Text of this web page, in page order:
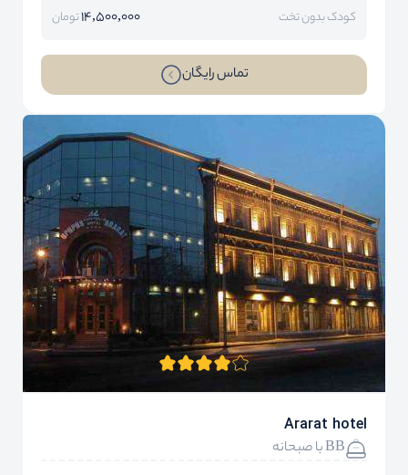
کودک بدون تخت 14,500,000تومان
تماس رایگان
Ararat hotel
BB با صبحانه